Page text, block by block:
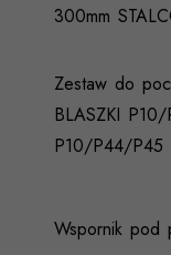
300mm
Zestaw do
BLASZKI
P10/P44/P45
Wspornik pod